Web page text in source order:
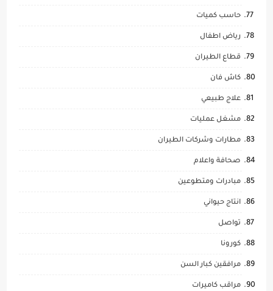
حاسب كميات
رياض اطفال
قطاع الطيران
كاش فان
علاج طبيعي
مشغل عمليات
مطارات وشركات الطيران
صحافة واعلام
مبادرات ومتطوعين
انتاج حيواني
تواصل
كورونا
مرافقين كبار السن
مراقب كاميرات